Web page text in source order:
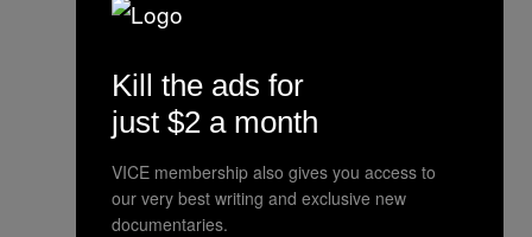
Kill the ads for
just $2 a month
VICE membership also gives you access to
our very best writing and exclusive new
documentaries.